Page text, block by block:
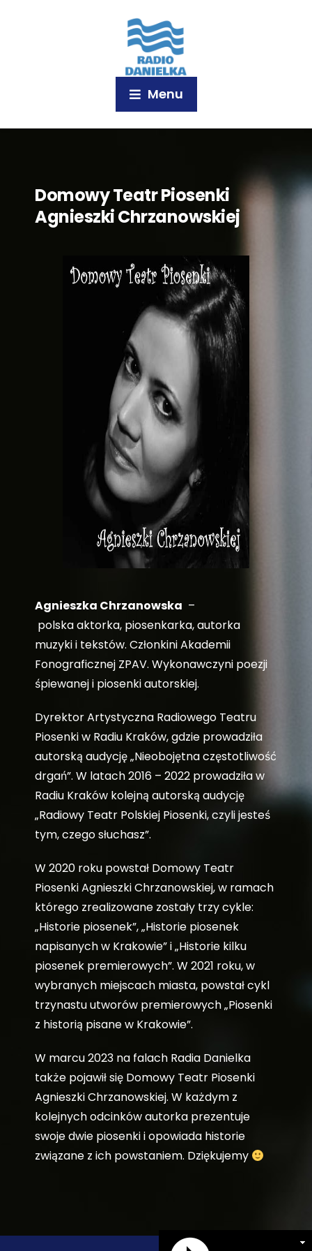
Menu
Domowy Teatr Piosenki
Agnieszki Chrzanowskiej
Agnieszka Chrzanowska –
polska aktorka, piosenkarka, autorka
muzyki i tekstów. Członkini Akademii
Fonograficznej ZPAV. Wykonawczyni poezji
śpiewanej i piosenki autorskiej.
Dyrektor Artystyczna Radiowego Teatru
Piosenki w Radiu Kraków, gdzie prowadziła
autorską audycję „Nieobojętna częstotliwość
drgań”. W latach 2016 – 2022 prowadziła w
Radiu Kraków kolejną autorską audycję
„Radiowy Teatr Polskiej Piosenki, czyli jesteś
tym, czego słuchasz”.
W 2020 roku powstał Domowy Teatr
Piosenki Agnieszki Chrzanowskiej, w ramach
którego zrealizowane zostały trzy cykle:
„Historie piosenek”, „Historie piosenek
napisanych w Krakowie” i „Historie kilku
piosenek premierowych”. W 2021 roku, w
wybranych miejscach miasta, powstał cykl
trzynastu utworów premierowych „Piosenki
z historią pisane w Krakowie”.
W marcu 2023 na falach Radia Danielka
także pojawił się Domowy Teatr Piosenki
Agnieszki Chrzanowskiej. W każdym z
kolejnych odcinków autorka prezentuje
swoje dwie piosenki i opowiada historie
związane z ich powstaniem. Dziękujemy